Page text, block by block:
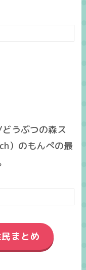
うぶつの森ス
）のもんぺの最
まとめ